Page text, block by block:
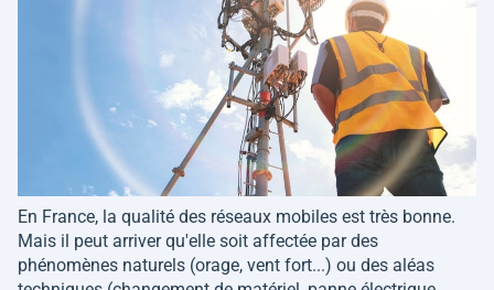
En France, la qualité des réseaux mobiles est très bonne.
Mais il peut arriver qu'elle soit affectée par des
phénomènes naturels (orage, vent fort...) ou des aléas